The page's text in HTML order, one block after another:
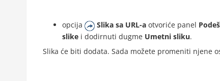
opcija Slika sa URL-a otvoriće panel
slike i dodirnuti dugme Umetni sliku.
Slika će biti dodata. Sada možete promeniti njene